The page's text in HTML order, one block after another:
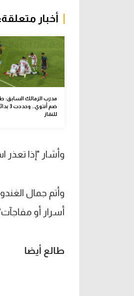
أخبار متعلقة:
مدرب الزمالك السابق:
ضم أنتوي..
للنقاز
وأشار "إذا تعذر
وأتم جمال
أسرار أو
طالع أيضا